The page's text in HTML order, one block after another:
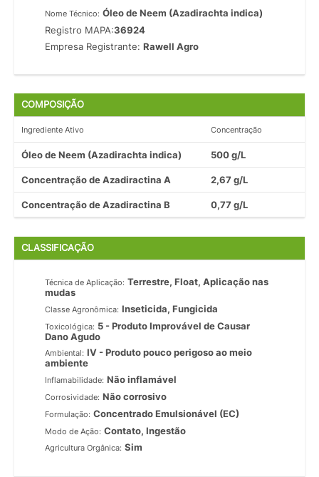
Nome Técnico: Óleo de Neem (Azadirachta indica)
Registro MAPA:36924
Empresa Registrante:Rawell Agro
COMPOSIÇÃO
Ingrediente Ativo Concentração
Óleo de Neem (Azadirachta indica) 500 g/L
Concentração de Azadiractina A 2,67 g/L
Concentração de Azadiractina B 0,77 g/L
CLASSIFICAÇÃO
Técnica de Aplicação: Terrestre, Float, Aplicação nas
mudas
Classe Agronômica: Inseticida, Fungicida
Toxicológica: 5 - Produto Improvável de Causar
Dano Agudo
Ambiental: IV - Produto pouco perigoso ao meio
ambiente
Inflamabilidade: Não inflamável
Corrosividade: Não corrosivo
Formulação: Concentrado Emulsionável (EC)
Modo de Ação: Contato, Ingestão
Agricultura Orgânica: Sim